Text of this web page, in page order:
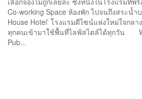
Co-working Space ห้องพัก ไปจนถึงสระน้ำ
House Hotel’ โรงแรมดีไซน์แห่งใหม่ใจกล
ทุกคนเข้ามาใช้พื้นที่ไลฟ์สไตล์ได้ทุกวัน
Pub...